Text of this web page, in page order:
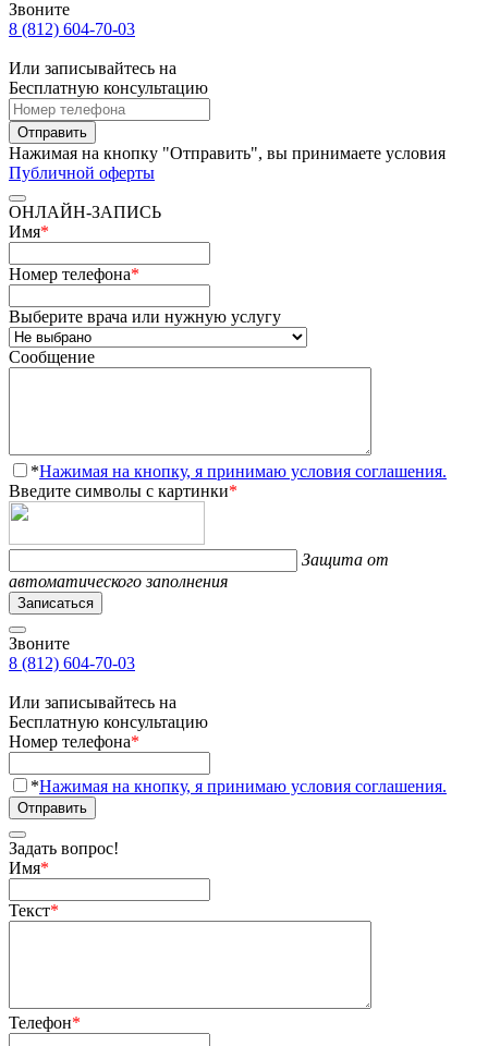
Звоните
8 (812) 604-70-03
Или записывайтесь на
Бесплатную консультацию
Отправить
Нажимая на кнопку "Отправить", вы принимаете условия
Публичной оферты
ОНЛАЙН-ЗАПИСЬ
Имя*
Номер телефона*
Выберите врача или нужную услугу
Сообщение
*Нажимая на кнопку, я принимаю условия соглашения.
Введите символы с картинки*
Защита от
автоматического заполнения
Записаться
Звоните
8 (812) 604-70-03
Или записывайтесь на
Бесплатную консультацию
Номер телефона*
*Нажимая на кнопку, я принимаю условия соглашения.
Отправить
Задать вопрос!
Имя*
Текст*
Телефон*